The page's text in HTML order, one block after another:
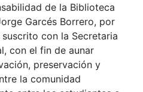
de la Biblioteca
Garcés Borrero, por
con la Secretaria
con el fin de aunar
preservación y
la comunidad